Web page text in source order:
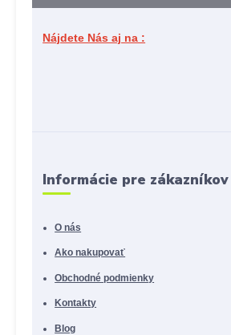
Nájdete Nás aj na :
Informácie pre zákazníkov
O nás
Ako nakupovať
Obchodné podmienky
Kontakty
Blog